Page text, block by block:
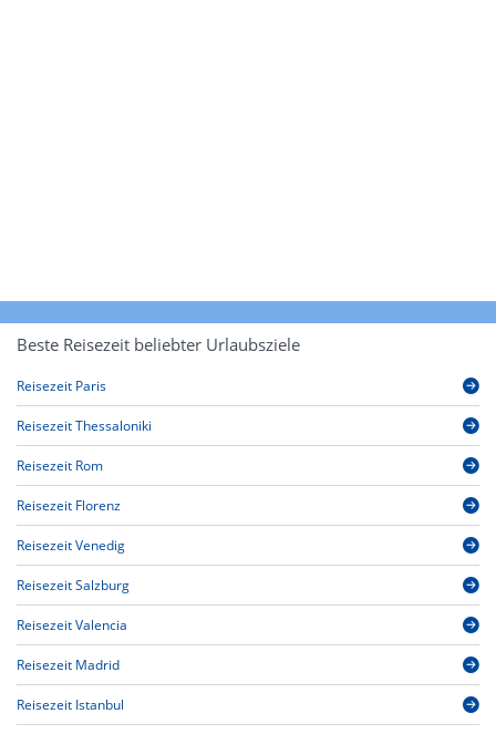
Beste Reisezeit beliebter Urlaubsziele
Reisezeit Paris
Reisezeit Thessaloniki
Reisezeit Rom
Reisezeit Florenz
Reisezeit Venedig
Reisezeit Salzburg
Reisezeit Valencia
Reisezeit Madrid
Reisezeit Istanbul